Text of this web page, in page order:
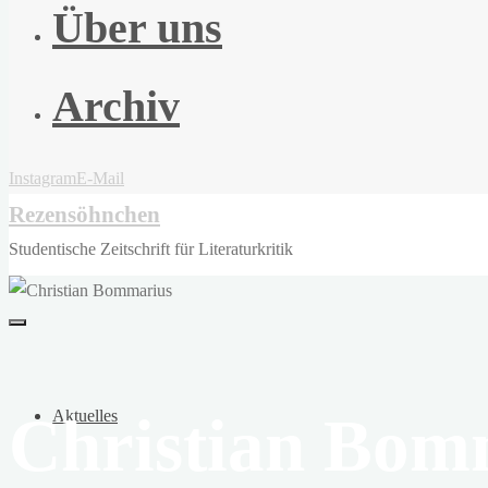
Über uns
Archiv
InstagramE-Mail
Rezensöhnchen
Studentische Zeitschrift für Literaturkritik
Aktuelles
Christian